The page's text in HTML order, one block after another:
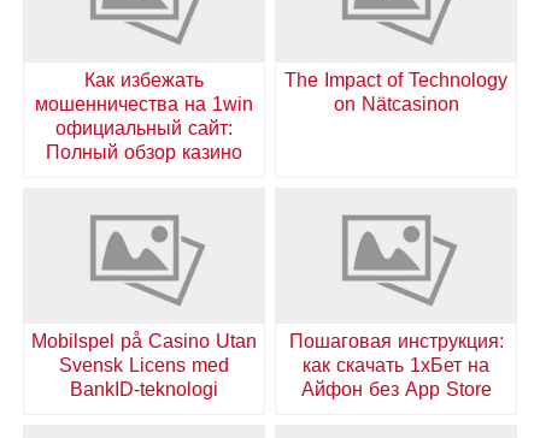
The Impact of Technology
on Nätcasinon
Как избежать
мошенничества на 1win
официальный сайт:
Полный обзор казино
Пошаговая инструкция:
как скачать 1хБет на
Айфон без App Store
Mobilspel på Casino Utan
Svensk Licens med
BankID-teknologi